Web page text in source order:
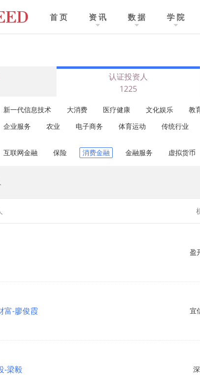
首 页 资 讯 数 据 学 院
认证投资人
1225
新一代信息技术 大消费 医疗健康 文化娱乐 教
企业服务
农业 电子商务 体育运动 传统行业
互联网金融 保险 消费金融 金融服务 虚拟货币
盈
富-廖俊霞 宜
-梁毅